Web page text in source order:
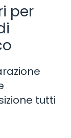
per
tutti